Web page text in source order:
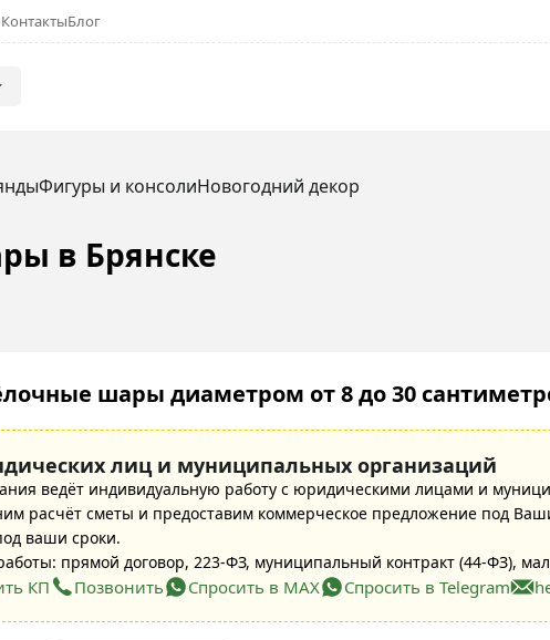
КонтактыБлог
Фигуры и консолиНовогодний декор
в Брянске
шары диаметром от 8 до 30
лиц и муниципальных организаций
ведёт индивидуальную работу с юридическими лицами и
расчёт сметы и предоставим коммерческое предложение под
ваши сроки.
прямой договор, 223-ФЗ, муниципальный контракт (44-ФЗ),
КП Позвонить Спросить в MAX Спросить в Telegram